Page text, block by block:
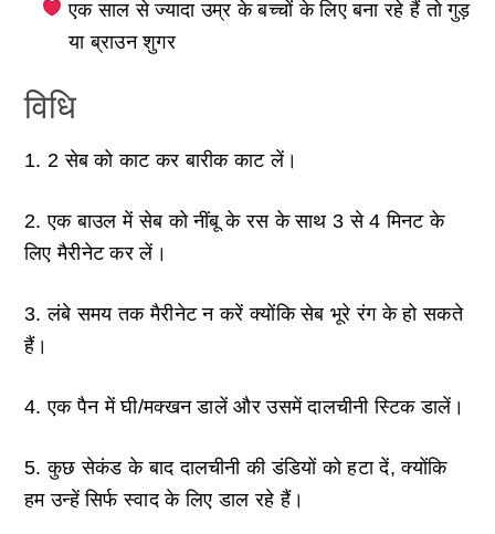
एक साल से ज्यादा उम्र के बच्चों के लिए बना रहे हैं तो गुड़
या ब्राउन शुगर
विधि
1. 2 सेब को काट कर बारीक काट लें।
2. एक बाउल में सेब को नींबू के रस के साथ 3 से 4 मिनट के
लिए मैरीनेट कर लें।
3. लंबे समय तक मैरीनेट न करें क्योंकि सेब भूरे रंग के हो सकते
हैं।
4. एक पैन में घी/मक्खन डालें और उसमें दालचीनी स्टिक डालें।
5. कुछ सेकंड के बाद दालचीनी की डंडियों को हटा दें, क्योंकि
हम उन्हें सिर्फ स्वाद के लिए डाल रहे हैं।